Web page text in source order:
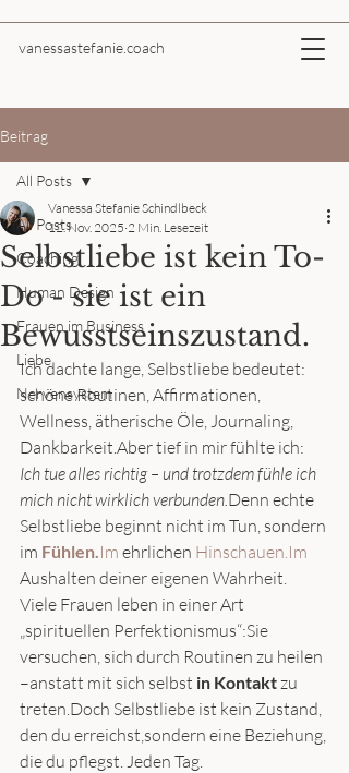
vanessastefanie.coach
Beitrag
All Posts
Coaching
Human Design
Frauen im Business
Liebe
Nervensystem
All Posts
Selbstliebe ist kein To-
Do - sie ist ein
Bewusstseinszustand.
Vanessa Stefanie Schindlbeck
12. Nov. 2025 2 Min. Lesezeit
Ich dachte lange, Selbstliebe bedeutet:
schöne Routinen, Affirmationen,
Wellness, ätherische Öle, Journaling,
Dankbarkeit.Aber tief in mir fühlte ich:
Ich tue alles richtig – und trotzdem fühle ich
mich nicht wirklich verbunden.Denn echte
Selbstliebe beginnt nicht im Tun, sondern
im Fühlen.Im ehrlichen Hinschauen.Im
Aushalten deiner eigenen Wahrheit.
Viele Frauen leben in einer Art
„spirituellen Perfektionismus“:Sie
versuchen, sich durch Routinen zu heilen
–anstatt mit sich selbst in Kontakt zu
treten.Doch Selbstliebe ist kein Zustand,
den du erreichst,sondern eine Beziehung,
die du pflegst. Jeden Tag.